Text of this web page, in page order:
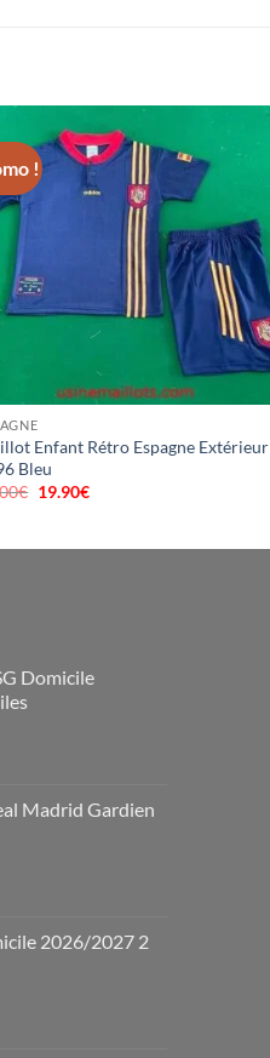
!
Enfant Rétro Espagne Extérieur
Bleu
€ Le
19.90€Le
Domicile
Madrid Gardien
2026/2027 2